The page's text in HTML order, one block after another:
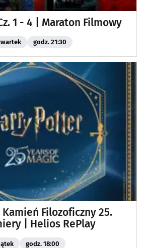
1 - 4 | Maraton Filmowy
godz. 21:30
Filozoficzny 25.
| Helios RePlay
godz. 18:00